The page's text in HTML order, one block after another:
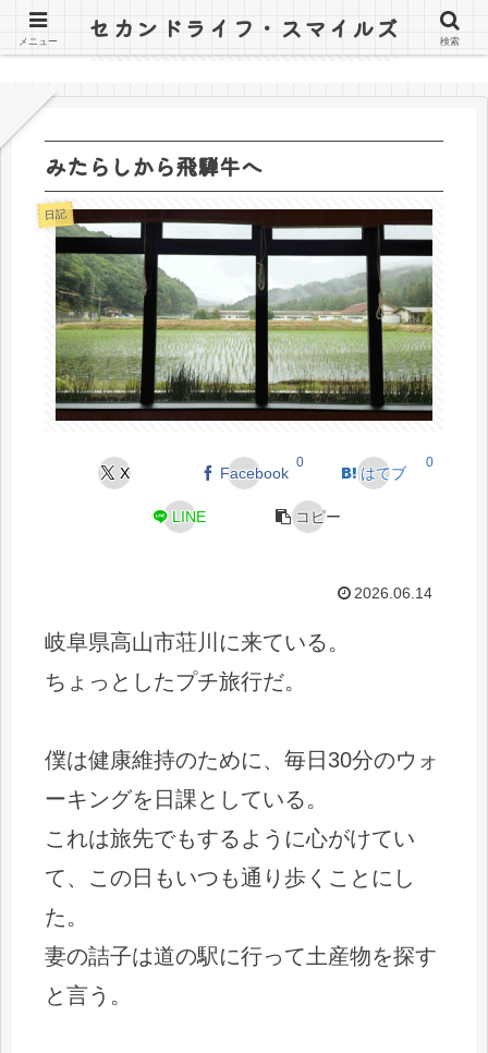
〜山田オツトと詰子の日記〜
みたらしから飛騨牛へ
日記
X Facebook
0
はてブ
0
LINE コピー
2026.06.14
岐阜県高山市荘川に来ている。
ちょっとしたプチ旅行だ。
僕は健康維持のために、毎日30分のウォ
ーキングを日課としている。
これは旅先でもするように心がけてい
て、この日もいつも通り歩くことにし
た。
妻の詰子は道の駅に行って土産物を探す
と言う。
メニュー セカンドライフ・スマイルズ 検索